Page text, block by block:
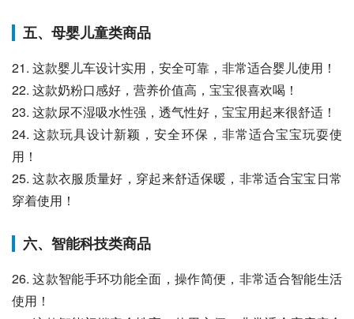
五、母婴儿童类商品
21. 这款婴儿车设计实用，安全可靠，非常适合婴儿使用！
22. 这款奶粉口感好，营养价值高，宝宝很喜欢喝！
23. 这款尿不湿吸水性强，透气性好，宝宝用起来很舒适！
24. 这款玩具设计新颖，安全环保，非常适合宝宝玩耍使
用！
25. 这款衣服质量好，穿起来舒适保暖，非常适合宝宝日常
穿着使用！
六、智能科技类商品
26. 这款智能手环功能全面，操作简便，非常适合智能生活
使用！